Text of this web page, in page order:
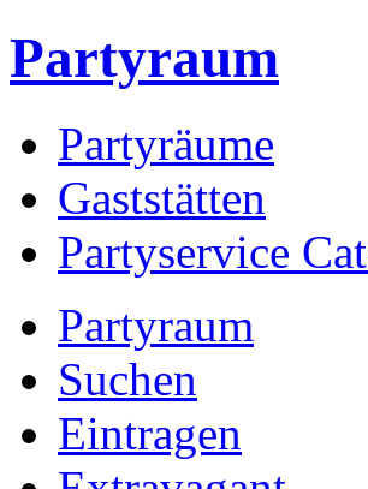
Partyraum
Partyräume
Gaststätten
Partyservice
Partyraum
Suchen
Eintragen